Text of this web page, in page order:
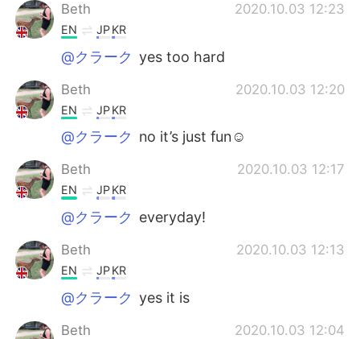
Beth 2020.10.03 12:23
EN JPKR
@クラーク yes too hard
Beth 2020.10.03 12:20
EN JPKR
@クラーク no it’s just fun☺️
Beth 2020.10.03 12:17
EN JPKR
@クラーク everyday!
Beth 2020.10.03 12:13
EN JPKR
@クラーク yes it is
Beth 2020.10.03 12:04